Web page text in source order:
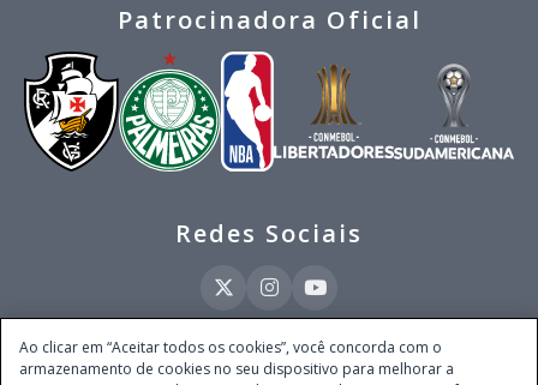
Patrocinadora Oficial
Redes Sociais
Este site é operado pela Ventmear Brasil LTDA (CNPJ 52.868.380/0001-84), com
Ao clicar em “Aceitar todos os cookies”, você concorda com o
armazenamento de cookies no seu dispositivo para melhorar a